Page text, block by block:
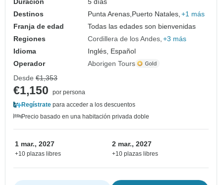
Destinos
Punta Arenas, Puerto Natales, +1 más
Franja de edad
Todas las edades son bienvenidas
Regiones
Cordillera de los Andes +3 más
Idioma
Inglés, Español
Operador
Aborigen Tours
Desde €1,353
€1,150
por persona
Regístrate para acceder a los descuentos
Precio basado en una habitación privada doble
1 mar., 2027
+10 plazas libres
2 mar., 2027
+10 plazas libres